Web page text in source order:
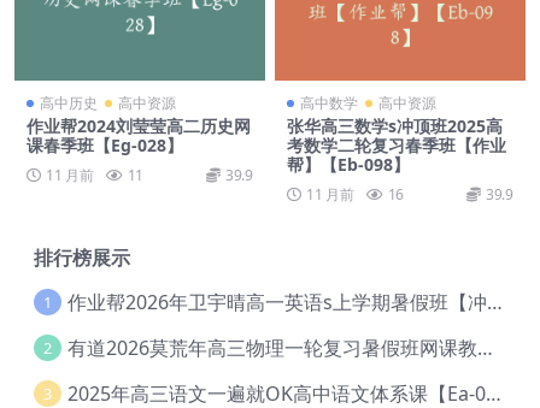
高中历史 高中资源
作业帮2024刘莹莹高二历史网
课春季班【Eg-028】
11 月前 11 39.9
高中数学 高中资源
张华高三数学s冲顶班2025高
考数学二轮复习春季班【作业
帮】【Eb-098】
11 月前 16 39.9
排行榜展示
1 作业帮2026年卫宇晴高一英语s上学期暑假班【冲顶班】【Ec-003】
2 有道2026莫荒年高三物理一轮复习暑假班网课教程【Ef-044】
3 2025年高三语文一遍就OK高中语文体系课【Ea-028】